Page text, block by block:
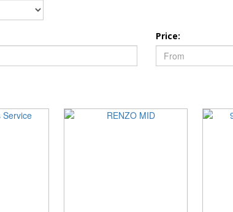
Price: